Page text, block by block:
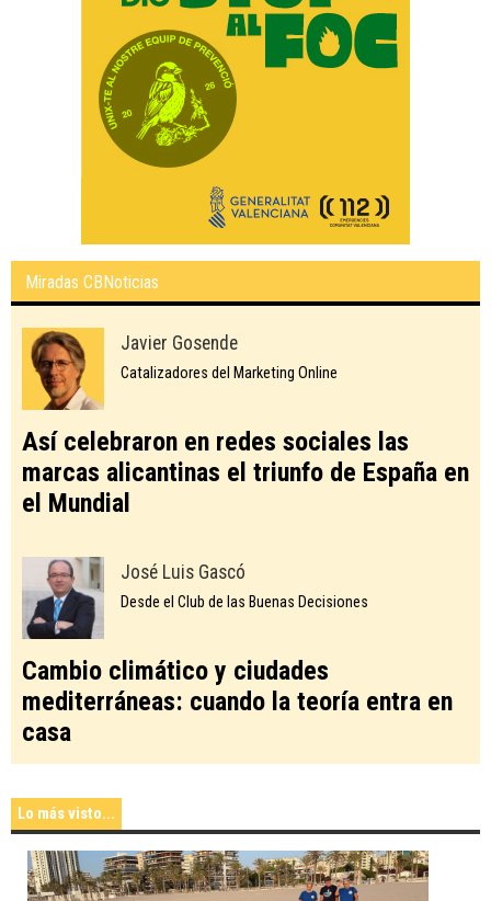
Miradas CBNoticias
Javier Gosende
Catalizadores del Marketing Online
Así celebraron en redes sociales las
marcas alicantinas el triunfo de España en
el Mundial
José Luis Gascó
Desde el Club de las Buenas Decisiones
Cambio climático y ciudades
mediterráneas: cuando la teoría entra en
casa
Lo más visto...